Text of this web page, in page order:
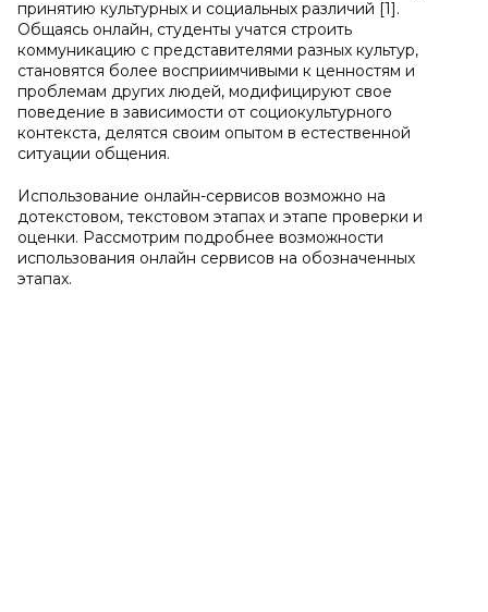
принятию культурных и социальных различий [1].
Общаясь онлайн, студенты учатся строить
коммуникацию с представителями разных культур,
становятся более восприимчивыми к ценностям и
проблемам других людей, модифицируют свое
поведение в зависимости от социокультурного
контекста, делятся своим опытом в естественной
ситуации общения.
Использование онлайн-сервисов возможно на
дотекстовом, текстовом этапах и этапе проверки и
оценки. Рассмотрим подробнее возможности
использования онлайн сервисов на обозначенных
этапах.